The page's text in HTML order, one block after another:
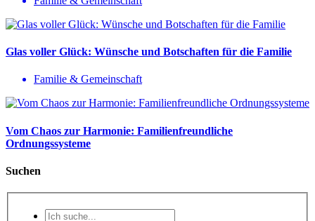
Glas voller Glück: Wünsche und Botschaften für die Familie
Familie & Gemeinschaft
Vom Chaos zur Harmonie: Familienfreundliche
Ordnungssysteme
Suchen